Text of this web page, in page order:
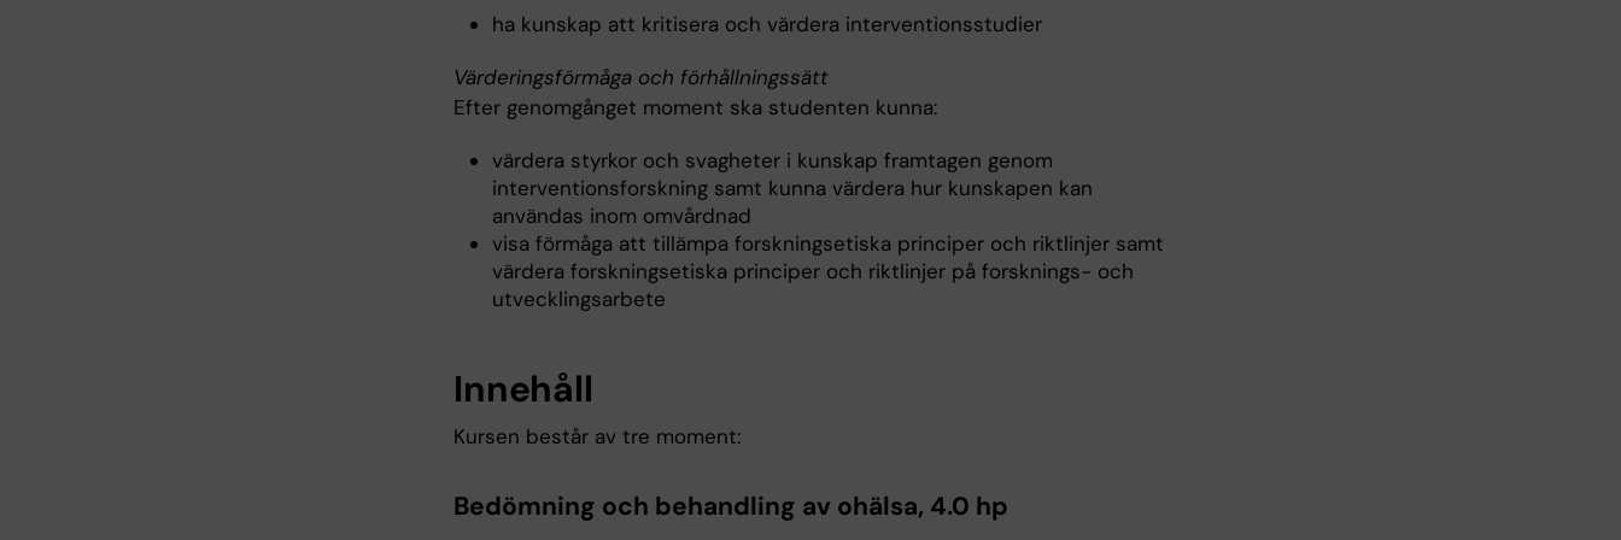
ha kunskap att kritisera och värdera interventionsstudier
Värderingsförmåga och förhållningssätt
Efter genomgånget moment ska studenten kunna:
värdera styrkor och svagheter i kunskap framtagen genom
interventionsforskning samt kunna värdera hur kunskapen kan
användas inom omvårdnad
visa förmåga att tillämpa forskningsetiska principer och riktlinjer samt
värdera forskningsetiska principer och riktlinjer på forsknings- och
utvecklingsarbete
Innehåll
Kursen består av tre moment:
Bedömning och behandling av ohälsa, 4.0 hp